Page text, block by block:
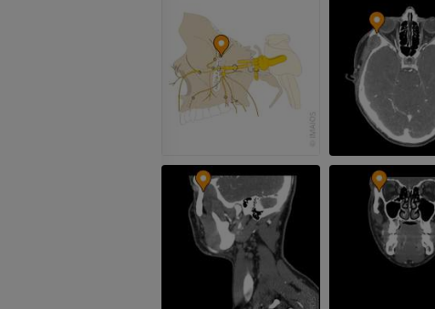
ARTO INFERIORE
Arto inferiore
Illustrazioni
PREMIUM
Radiografia
Radiografie